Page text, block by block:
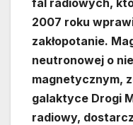
2007 roku
zakłopotanie.
neutronowej o
magnetycznym,
galaktyce Drogi
radiowy,